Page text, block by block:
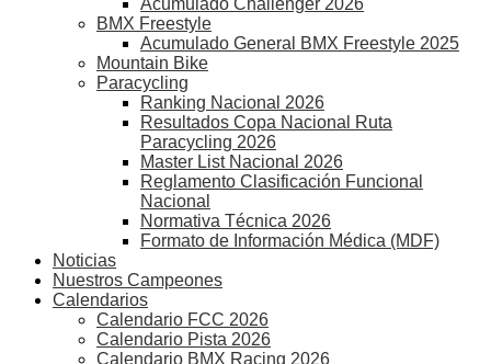
Acumulado Challenger 2026
BMX Freestyle
Acumulado General BMX Freestyle 2025
Mountain Bike
Paracycling
Ranking Nacional 2026
Resultados Copa Nacional Ruta
Paracycling 2026
Master List Nacional 2026
Reglamento Clasificación Funcional
Nacional
Normativa Técnica 2026
Formato de Información Médica (MDF)
Noticias
Nuestros Campeones
Calendarios
Calendario FCC 2026
Calendario Pista 2026
Calendario BMX Racing 2026